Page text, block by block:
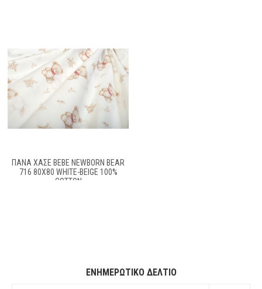
ΠΆΝΑ ΧΑΣΈ BEBE NEWBORN BEAR
716 80X80 WHITE-BEIGE 100%
COTTON
ΕΝΗΜΕΡΩΤΙΚΌ ΔΕΛΤΊΟ